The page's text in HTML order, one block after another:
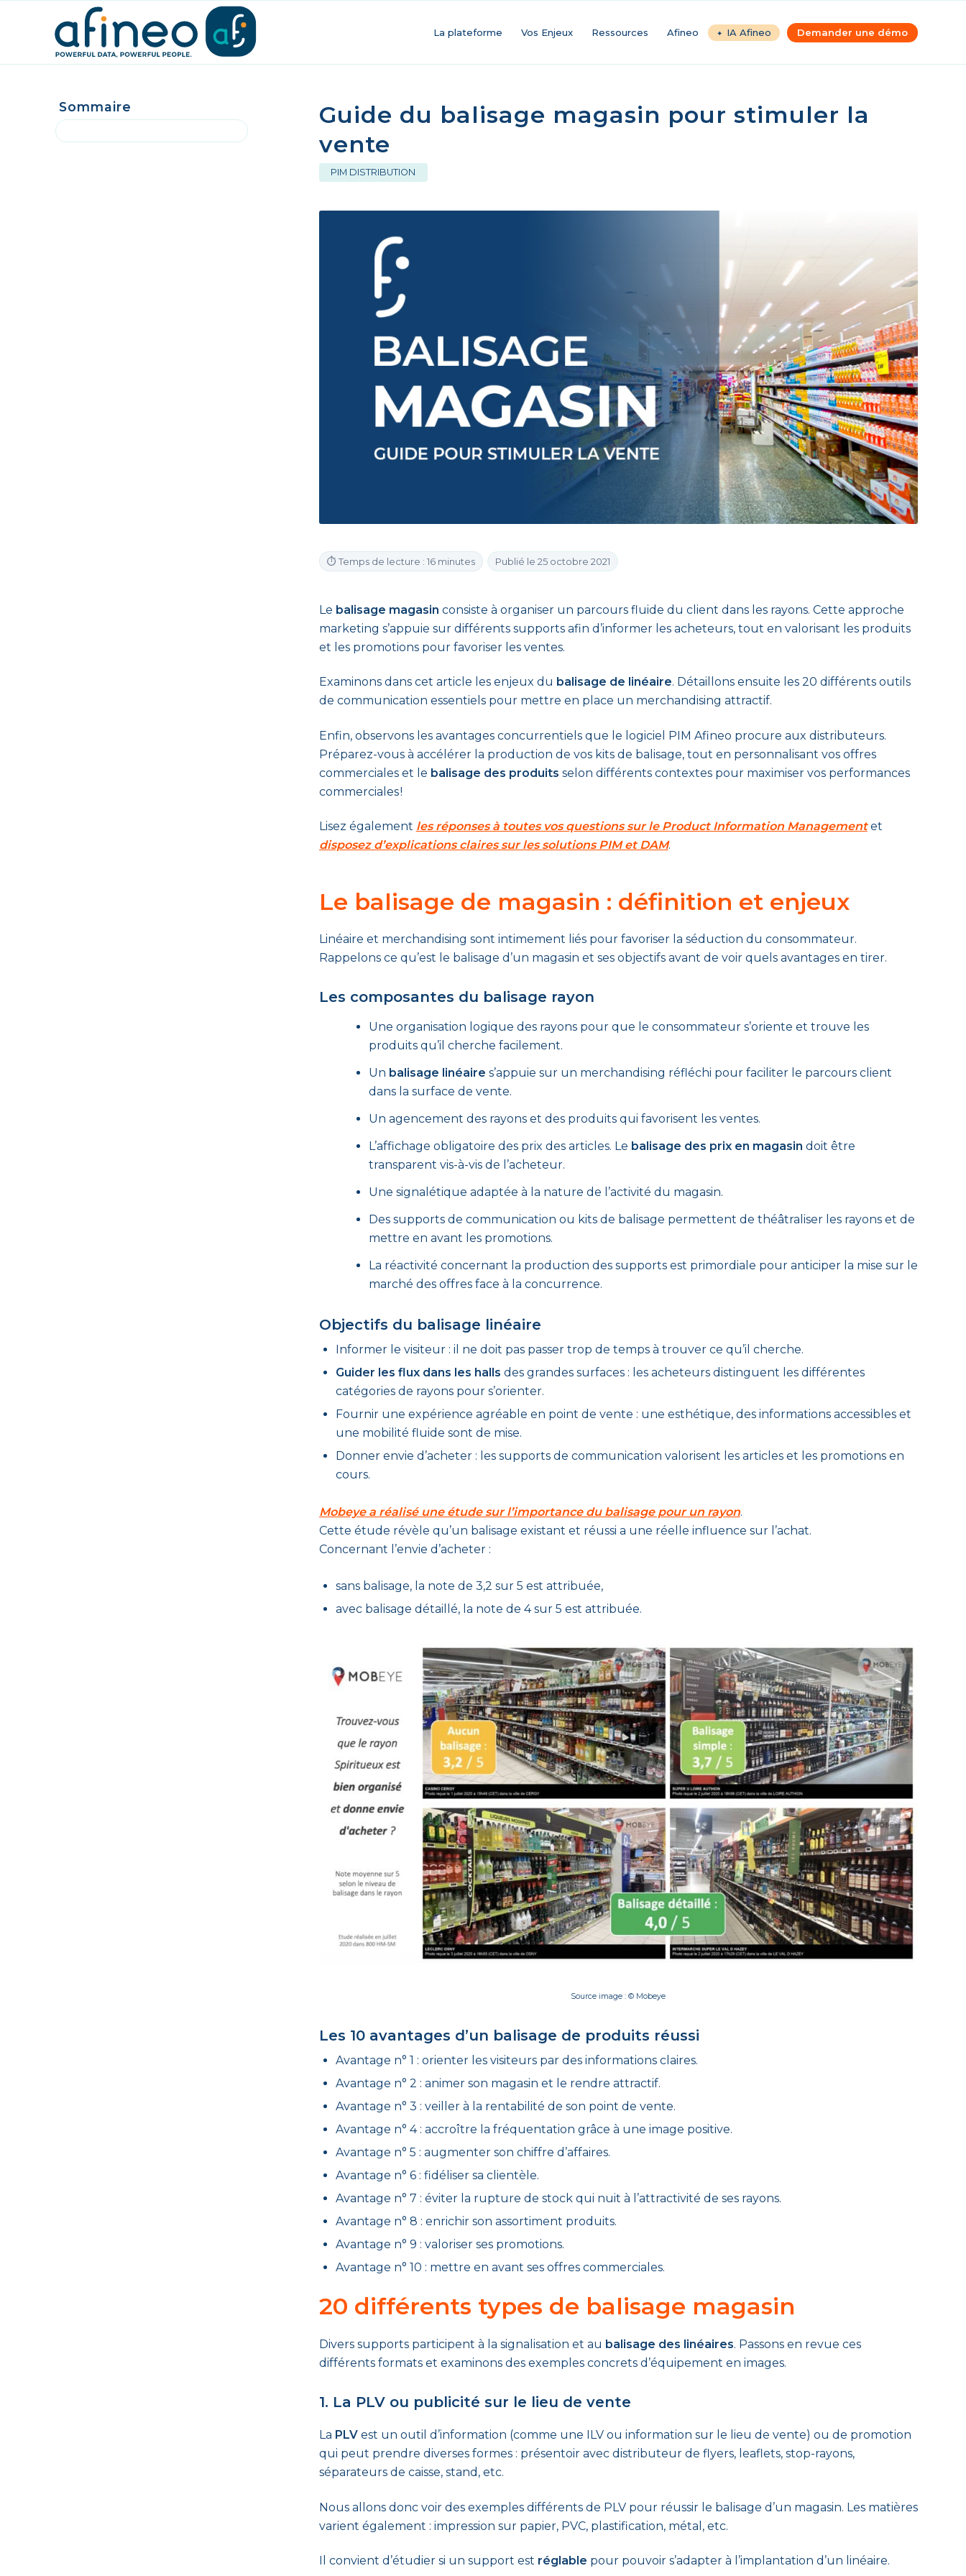
La plateforme Vos Enjeux Ressources Afineo IA Afineo Demander une démo
Guide du balisage magasin pour stimuler la
vente
PIM DISTRIBUTION
⏱ Temps de lecture : 16 minutes Publié le 25 octobre 2021
Le balisage magasin consiste à organiser un parcours fluide du client dans les rayons. Cette approche
marketing s’appuie sur différents supports afin d’informer les acheteurs, tout en valorisant les produits
et les promotions pour favoriser les ventes.
Examinons dans cet article les enjeux du balisage de linéaire. Détaillons ensuite les 20 différents outils
de communication essentiels pour mettre en place un merchandising attractif.
Enfin, observons les avantages concurrentiels que le logiciel PIM Afineo procure aux distributeurs.
Préparez-vous à accélérer la production de vos kits de balisage, tout en personnalisant vos offres
commerciales et le balisage des produits selon différents contextes pour maximiser vos performances
commerciales !
Lisez également les réponses à toutes vos questions sur le Product Information Managementet
disposez d’explications claires sur les solutions PIM et DAM.
Le balisage de magasin : définition et enjeux
Linéaire et merchandising sont intimement liés pour favoriser la séduction du consommateur.
Rappelons ce qu’est le balisage d’un magasin et ses objectifs avant de voir quels avantages en tirer.
Les composantes du balisage rayon
Une organisation logique des rayons pour que le consommateur s’oriente et trouve les
produits qu’il cherche facilement.
Un balisage linéaire s’appuie sur un merchandising réfléchi pour faciliter le parcours client
dans la surface de vente.
Un agencement des rayons et des produits qui favorisent les ventes.
L’affichage obligatoire des prix des articles. Le balisage des prix en magasin doit être
transparent vis-à-vis de l’acheteur.
Une signalétique adaptée à la nature de l’activité du magasin.
Des supports de communication ou kits de balisage permettent de théâtraliser les rayons et de
mettre en avant les promotions.
La réactivité concernant la production des supports est primordiale pour anticiper la mise sur le
marché des offres face à la concurrence.
Objectifs du balisage linéaire
Informer le visiteur : il ne doit pas passer trop de temps à trouver ce qu’il cherche.
Guider les flux dans les halls des grandes surfaces : les acheteurs distinguent les différentes
catégories de rayons pour s’orienter.
Fournir une expérience agréable en point de vente : une esthétique, des informations accessibles et
une mobilité fluide sont de mise.
Donner envie d’acheter : les supports de communication valorisent les articles et les promotions en
cours.
Mobeye a réalisé une étude sur l’importance du balisage pour un rayon.
Cette étude révèle qu’un balisage existant et réussi a une réelle influence sur l’achat.
Concernant l’envie d’acheter :
sans balisage, la note de 3,2 sur 5 est attribuée,
avec balisage détaillé, la note de 4 sur 5 est attribuée.
Source image : © Mobeye
Les 10 avantages d’un balisage de produits réussi
Avantage n° 1 : orienter les visiteurs par des informations claires.
Avantage n° 2 : animer son magasin et le rendre attractif.
Avantage n° 3 : veiller à la rentabilité de son point de vente.
Avantage n° 4 : accroître la fréquentation grâce à une image positive.
Avantage n° 5 : augmenter son chiffre d’affaires.
Avantage n° 6 : fidéliser sa clientèle.
Avantage n° 7 : éviter la rupture de stock qui nuit à l’attractivité de ses rayons.
Avantage n° 8 : enrichir son assortiment produits.
Avantage n° 9 : valoriser ses promotions.
Avantage n° 10 : mettre en avant ses offres commerciales.
20 différents types de balisage magasin
Divers supports participent à la signalisation et au balisage des linéaires. Passons en revue ces
différents formats et examinons des exemples concrets d’équipement en images.
1. La PLV ou publicité sur le lieu de vente
La PLVest un outil d’information (comme une ILV ou information sur le lieu de vente) ou de promotion
qui peut prendre diverses formes : présentoir avec distributeur de flyers, leaflets, stop-rayons,
séparateurs de caisse, stand, etc.
Nous allons donc voir des exemples différents de PLV pour réussir le balisage d’un magasin. Les matières
varient également : impression sur papier, PVC, plastification, métal, etc.
Il convient d’étudier si un support est réglable pour pouvoir s’adapter à l’implantation d’un linéaire.
Sommaire